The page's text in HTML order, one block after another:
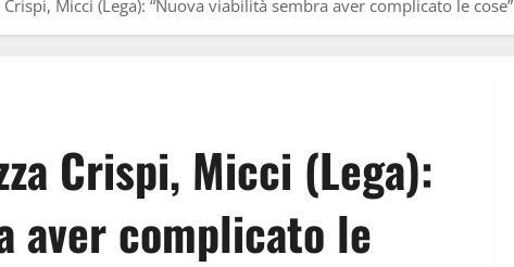
Micci (Lega): “Nuova viabilità sembra aver complicato le cose”
Crispi, Micci (Lega):
aver complicato le